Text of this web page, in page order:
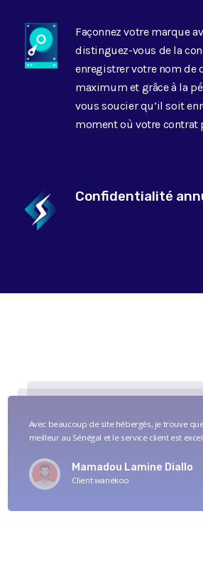
Façonnez votre marque
distinguez-vous de la
enregistrer votre nom de
maximum et grâce à la
vous soucier qu’il soit
moment où votre contrat
Confidentialité
Avec beaucoup de site hébergés, je trouve
meilleur au Sénégal et le service client est
Mamadou Lamine Diallo
Client wanekoo